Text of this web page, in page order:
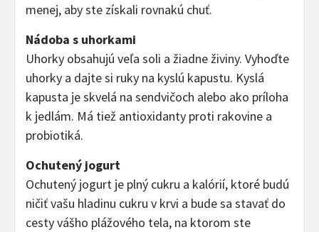
menej, aby ste získali rovnakú chuť.
Nádoba s uhorkami
Uhorky obsahujú veľa soli a žiadne živiny. Vyhoďte
uhorky a dajte si ruky na kyslú kapustu. Kyslá
kapusta je skvelá na sendvičoch alebo ako príloha
k jedlám. Má tiež antioxidanty proti rakovine a
probiotiká.
Ochutený jogurt
Ochutený jogurt je plný cukru a kalórií, ktoré budú
ničiť vašu hladinu cukru v krvi a bude sa stavať do
cesty vášho plážového tela, na ktorom ste